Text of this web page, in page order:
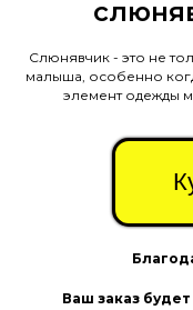
Слюнявчик - это не
малыша, особенно
элемент одежды
Ваш заказ